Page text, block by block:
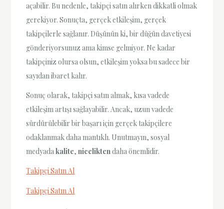
açabilir. Bu nedenle, takipçi satın alırken dikkatli olmak
gerekiyor. Sonuçta, gerçek etkileşim, gerçek
takipçilerle sağlanır. Düşünün ki, bir düğün davetiyesi
gönderiyorsunuz ama kimse gelmiyor. Ne kadar
takipçiniz olursa olsun, etkileşim yoksa bu sadece bir
sayıdan ibaret kalır.
Sonuç olarak, takipçi satın almak, kısa vadede
etkileşim artışı sağlayabilir. Ancak, uzun vadede
sürdürülebilir bir başarı için gerçek takipçilere
odaklanmak daha mantıklı. Unutmayın, sosyal
medyadakalite,niceliktendaha önemlidir.
Takipçi Satın Al
Takipçi Satın Al